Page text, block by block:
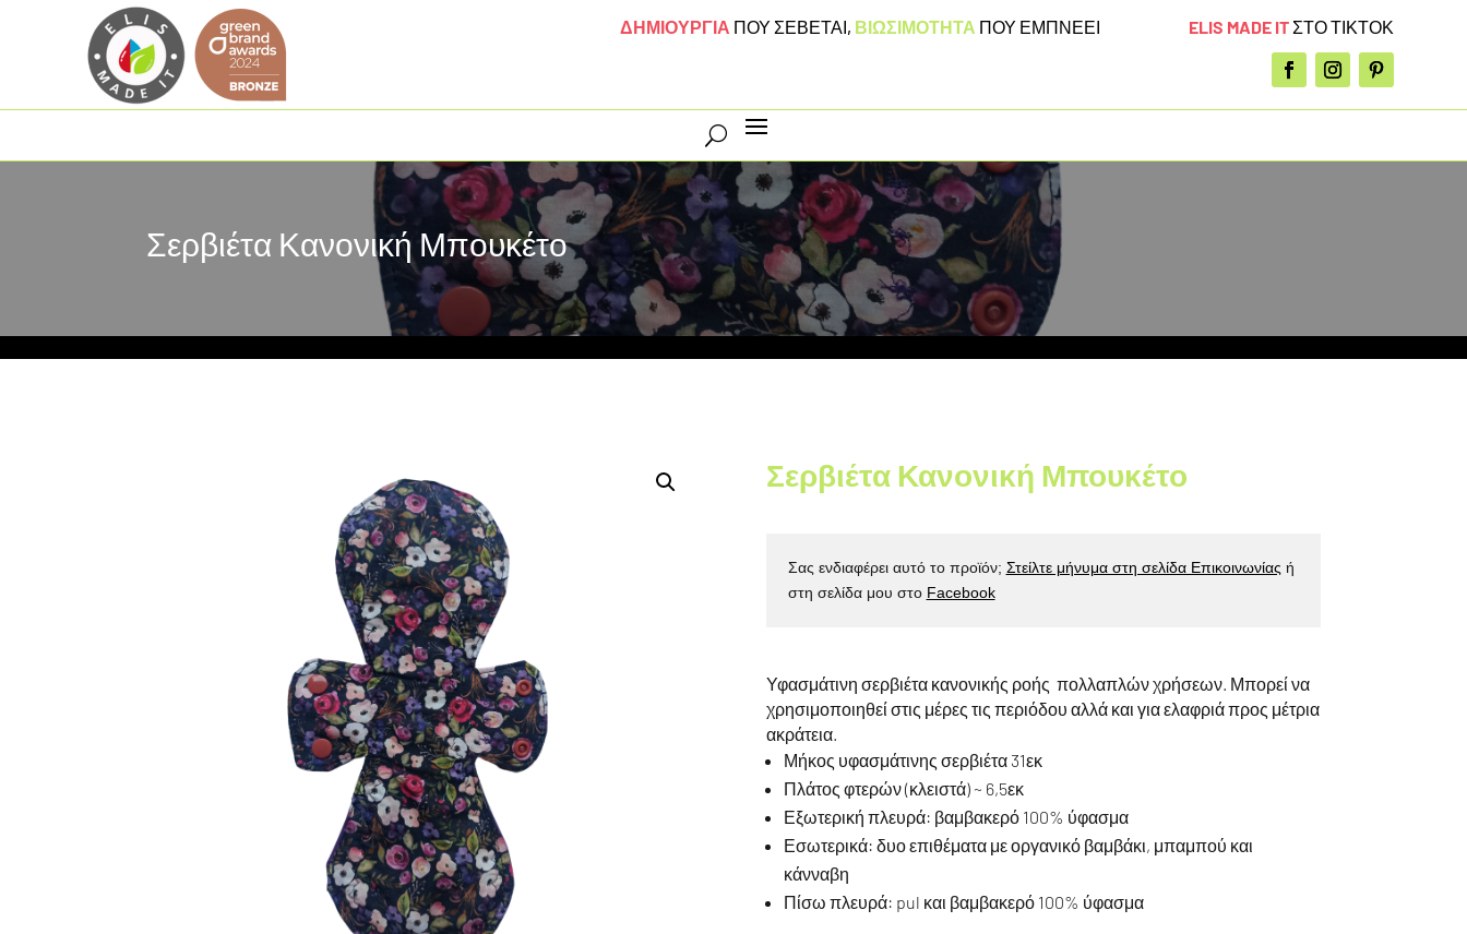
ΔΗΜΙΟΥΡΓΙΑ ΠΟΥ ΣΕΒΕΤΑΙ, ΒΙΩΣΙΜΟΤΗΤΑ ΠΟΥ ΕΜΠΝΕΕΙ ELIS MADE IT ΣΤΟ ΤΙΚΤΟΚ
Σερβιέτα Κανονική Μπουκέτο
Σερβιέτα Κανονική Μπουκέτο
Σας ενδιαφέρει αυτό το προϊόν; Στείλτε μήνυμα στη σελίδα Επικοινωνίας ή
στη σελίδα μου στο Facebook
Υφασμάτινη σερβιέτα κανονικής ροής πολλαπλών χρήσεων. Μπορεί να
χρησιμοποιηθεί στις μέρες τις περιόδου αλλά και για ελαφριά προς μέτρια
ακράτεια.
Μήκος υφασμάτινης σερβιέτα 31εκ
Πλάτος φτερών (κλειστά) ~ 6,5εκ
Εξωτερική πλευρά: βαμβακερό 100% ύφασμα
Εσωτερικά: δυο επιθέματα με οργανικό βαμβάκι, μπαμπού και
κάνναβη
Πίσω πλευρά: pul και βαμβακερό 100% ύφασμα